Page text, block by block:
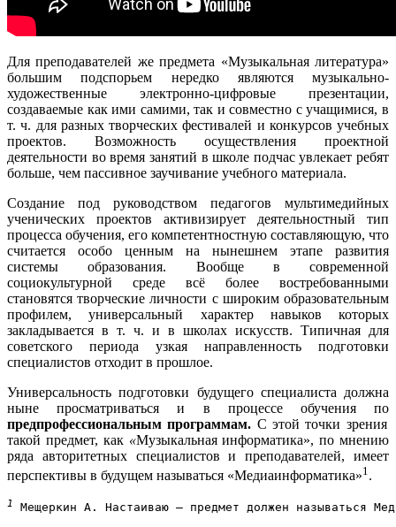
Для преподавателей же предмета «Музыкальная литература»
большим подспорьем нередко являются музыкально-
художественные электронно-цифровые презентации,
создаваемые как ими самими, так и совместно с учащимися, в
т. ч. для разных творческих фестивалей и конкурсов учебных
проектов. Возможность осуществления проектной
деятельности во время занятий в школе подчас увлекает ребят
больше, чем пассивное заучивание учебного материала.
Создание под руководством педагогов мультимедийных
ученических проектов активизирует деятельностный тип
процесса обучения, его компетентностную составляющую, что
считается особо ценным на нынешнем этапе развития
системы образования. Вообще в современной
социокультурной среде всё более востребованными
становятся творческие личности с широким образовательным
профилем, универсальный характер навыков которых
закладывается в т. ч. и в школах искусств. Типичная для
советского периода узкая направленность подготовки
специалистов отходит в прошлое.
Универсальность подготовки будущего специалиста должна
ныне просматриваться и в процессе обучения по
предпрофессиональным программам. С этой точки зрения
такой предмет, как «Музыкальная информатика», по мнению
ряда авторитетных специалистов и преподавателей, имеет
перспективы в будущем называться «Медиаинформатика»1 .
1 Мещеркин А. Настаиваю — предмет должен называться